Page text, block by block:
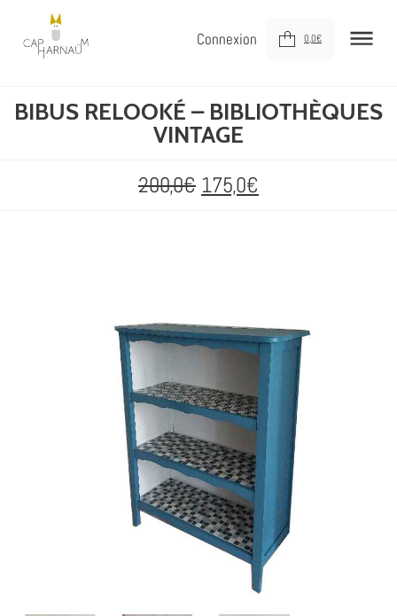
Connexion 0,0€
NOUVEAUTÉS
BIBUS RELOOKÉ – BIBLIOTHÈQUES
VINTAGE
200,0€ 175,0€